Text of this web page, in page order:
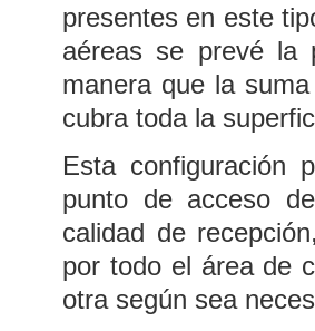
presentes en este
aéreas se prevé la
manera que la
cubra toda la
Esta configuración
punto de acceso
calidad de
por todo el área de
otra según sea